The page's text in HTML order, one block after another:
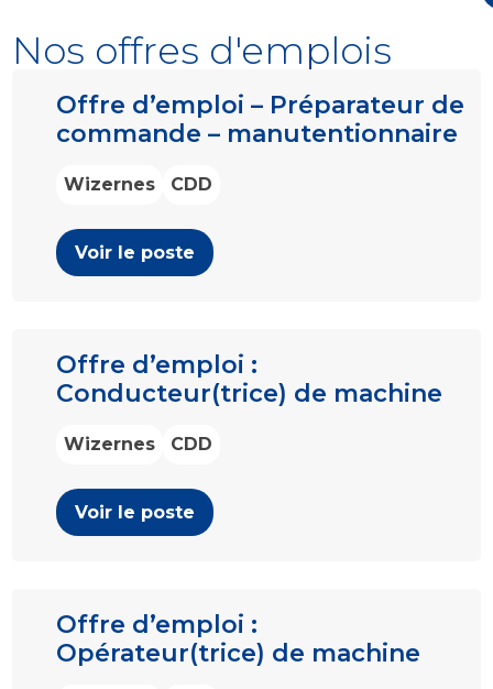
Nos offres d'emplois
Offre d’emploi – Préparateur de
commande – manutentionnaire
Wizernes CDD
Voir le poste
Offre d’emploi :
Conducteur(trice) de machine
Wizernes CDD
Voir le poste
Offre d’emploi :
Opérateur(trice) de machine